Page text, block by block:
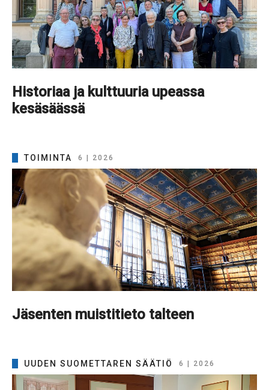
Historiaa ja kulttuuria upeassa
kesäsäässä
TOIMINTA 6 | 2026
Jäsenten muistitieto talteen
UUDEN SUOMETTAREN SÄÄTIÖ 6 | 2026